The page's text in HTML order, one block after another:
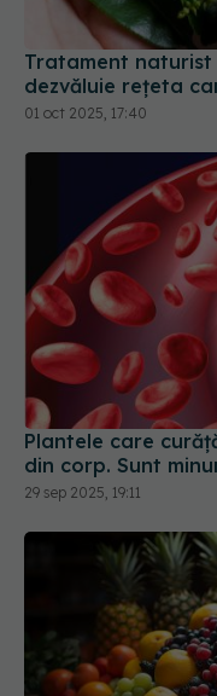
Tratament
dezvăluie rețeta
01 oct 2025, 17:40
Plantele care
din corp. Sunt
29 sep 2025, 19:11